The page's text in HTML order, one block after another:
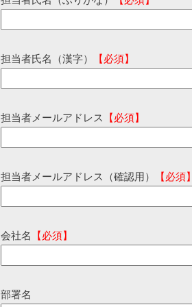
担当者氏名（漢字） 【必須】
担当者メールアドレス 【必須】
担当者メールアドレス（確認用） 【必須
会社名 【必須】
部署名